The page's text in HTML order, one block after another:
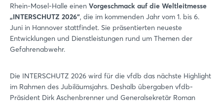
Rhein-Mosel-Halle einen Vorgeschmack auf die Weltleitmesse
„INTERSCHUTZ 2026“, die im kommenden Jahr vom 1. bis 6.
Juni in Hannover stattfindet. Sie präsentierten neueste
Entwicklungen und Dienstleistungen rund um Themen der
Gefahrenabwehr.
Die INTERSCHUTZ 2026 wird für die vfdb das nächste Highlight
im Rahmen des Jubiläumsjahrs. Deshalb übergaben vfdb-
Präsident Dirk Aschenbrenner und Generalsekretär Roman